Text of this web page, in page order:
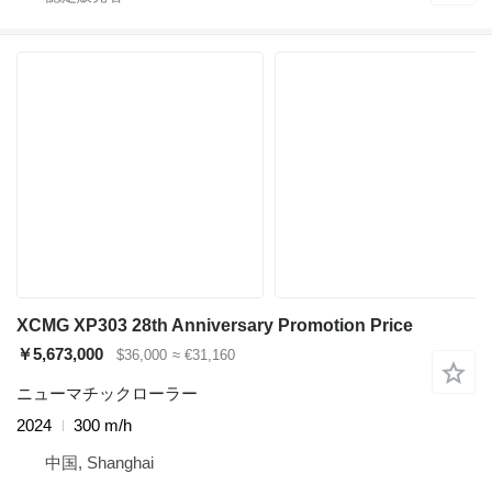
XCMG XP303 28th Anniversary Promotion Price
￥5,673,000
$36,000 ≈ €31,160
ニューマチックローラー
2024
300 m/h
中国, Shanghai